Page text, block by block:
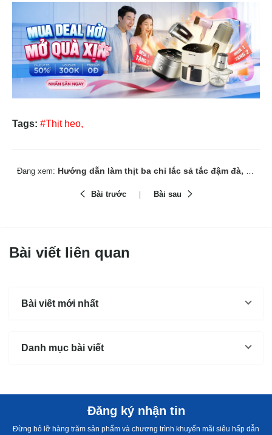
Tags: #Thịt heo,
Đang xem: Hướng dẫn làm thịt ba chỉ lắc sả tắc đậm đà, thơm mê ly
Bài trước Bài sau
Bài viết liên quan
Bài viêt mới nhất
Danh mục bài viết
Đăng ký nhận tin
Đừng bỏ lỡ hàng trăm sản phẩm và chương trình khuyến mãi siêu hấp dẫn